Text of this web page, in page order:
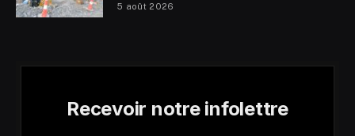
5 août 2026
Recevoir notre infolettre